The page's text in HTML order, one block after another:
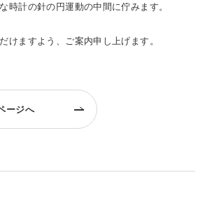
時計の針の円運動の中間に佇みます。
けますよう、ご案内申し上げます。
ージへ